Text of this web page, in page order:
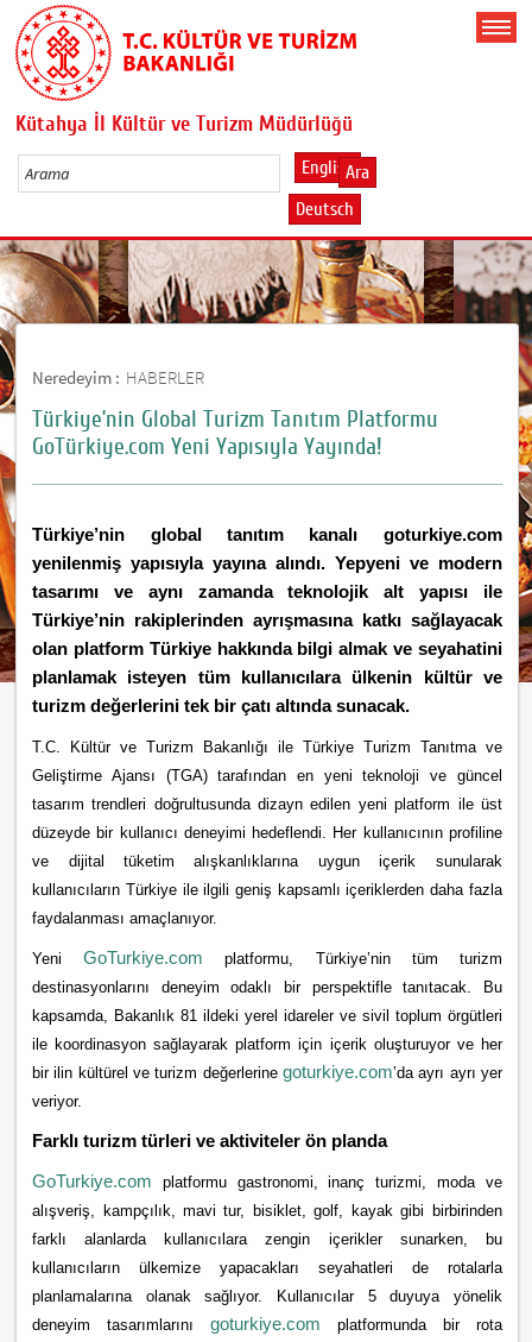
Kütahya İl Kültür ve Turizm Müdürlüğü
Ara
English
Deutsch
Neredeyim : HABERLER
Türkiye’nin Global Turizm Tanıtım Platformu
GoTürkiye.com Yeni Yapısıyla Yayında!
Türkiye’nin global tanıtım kanalı goturkiye.com
yenilenmiş yapısıyla yayına alındı. Yepyeni ve modern
tasarımı ve aynı zamanda teknolojik alt yapısı ile
Türkiye’nin rakiplerinden ayrışmasına katkı sağlayacak
olan platform Türkiye hakkında bilgi almak ve seyahatini
planlamak isteyen tüm kullanıcılara ülkenin kültür ve
turizm değerlerini tek bir çatı altında sunacak.
T.C. Kültür ve Turizm Bakanlığı ile Türkiye Turizm Tanıtma ve
Geliştirme Ajansı (TGA) tarafından en yeni teknoloji ve güncel
tasarım trendleri doğrultusunda dizayn edilen yeni platform ile üst
düzeyde bir kullanıcı deneyimi hedeflendi. Her kullanıcının profiline
ve dijital tüketim alışkanlıklarına uygun içerik sunularak
kullanıcıların Türkiye ile ilgili geniş kapsamlı içeriklerden daha fazla
faydalanması amaçlanıyor.
YeniGoTurkiye.com platformu, Türkiye’nin tüm turizm
destinasyonlarını deneyim odaklı bir perspektifle tanıtacak. Bu
kapsamda, Bakanlık 81 ildeki yerel idareler ve sivil toplum örgütleri
ile koordinasyon sağlayarak platform için içerik oluşturuyor ve her
bir ilin kültürel ve turizm değerlerine goturkiye.com’da ayrı ayrı yer
veriyor.
Farklı turizm türleri ve aktiviteler ön planda
GoTurkiye.com platformu gastronomi, inanç turizmi, moda ve
alışveriş, kampçılık, mavi tur, bisiklet, golf, kayak gibi birbirinden
farklı alanlarda kullanıcılara zengin içerikler sunarken, bu
kullanıcıların ülkemize yapacakları seyahatleri de rotalarla
planlamalarına olanak sağlıyor. Kullanıcılar 5 duyuya yönelik
deneyim tasarımlarını goturkiye.com platformunda bir rota